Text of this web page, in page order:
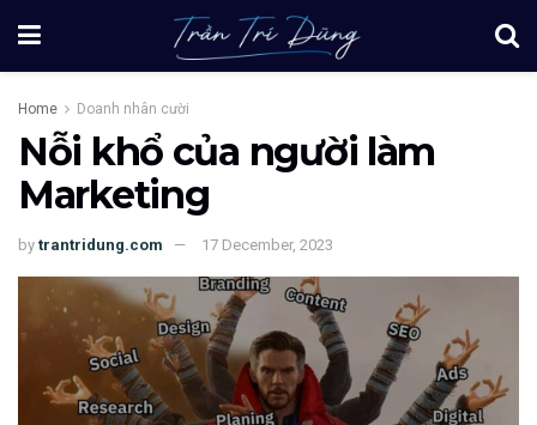
Home Doanh nhân cười
Nỗi khổ của người làm
Marketing
by trantridung.com 17 December, 2023